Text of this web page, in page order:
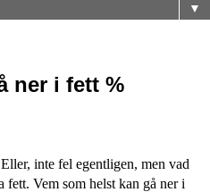
▼
ner i fett %
inte fel egentligen, men vad
Vem som helst kan gå ner i